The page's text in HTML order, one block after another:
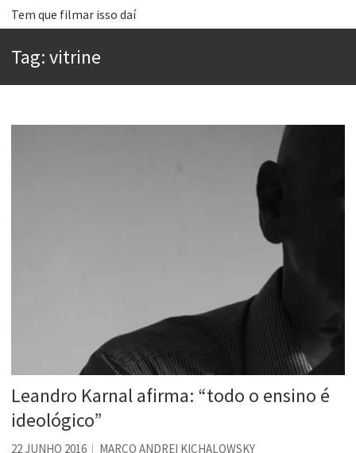
Tem que filmar isso daí
Aprender a fracassar é o segredo do sucesso
Esse tal de Rock Gaúcho
Se queres salvar o mundo, o veganismo não é a resposta
Tag:vitrine
Leandro Karnal afirma: “todo o ensino é
ideológico”
22 JUNHO 2016 MARCO ANDREI KICHALOWSKY